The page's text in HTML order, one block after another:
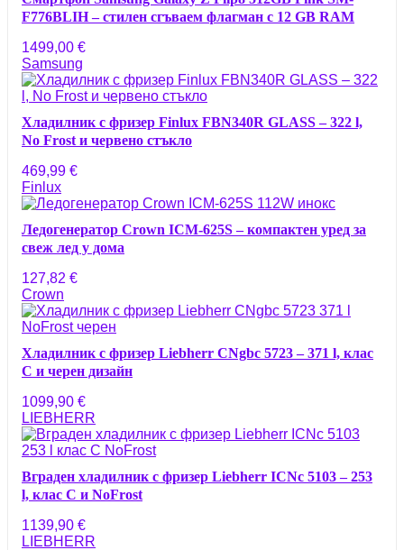
F776BLIH – стилен сгъваем флагман с 12 GB RAM
1499,00 €
Samsung
Хладилник с фризер Finlux FBN340R GLASS – 322 l,
No Frost и червено стъкло
469,99 €
Finlux
Ледогенератор Crown ICM-625S – компактен уред за
свеж лед у дома
127,82 €
Crown
Хладилник с фризер Liebherr CNgbc 5723 – 371 l, клас
C и черен дизайн
1099,90 €
LIEBHERR
Вграден хладилник с фризер Liebherr ICNc 5103 – 253
l, клас C и NoFrost
1139,90 €
LIEBHERR